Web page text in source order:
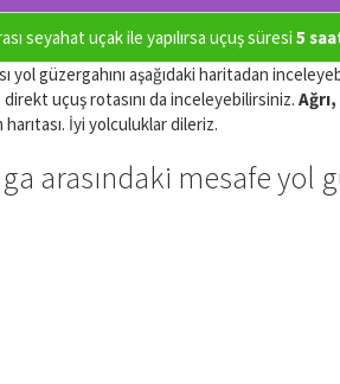
seyahat uçak ile yapılırsa uçuş süresi 5
yol güzergahını aşağıdaki haritadan
direkt uçuş rotasını da inceleyebilirsiniz.
harıtası. İyi yolculuklar dileriz.
arasındaki mesafe yol